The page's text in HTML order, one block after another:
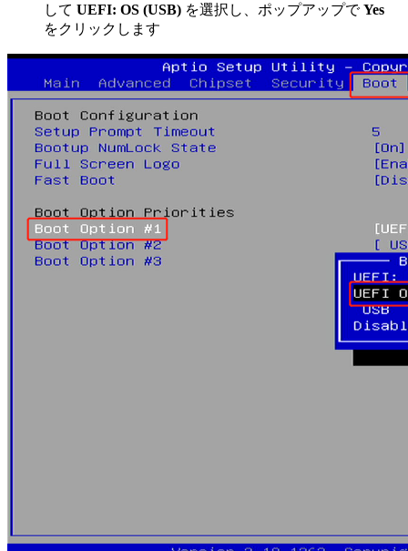
して UEFI: OS (USB) を選択し、ポップアップでYes
をクリックします